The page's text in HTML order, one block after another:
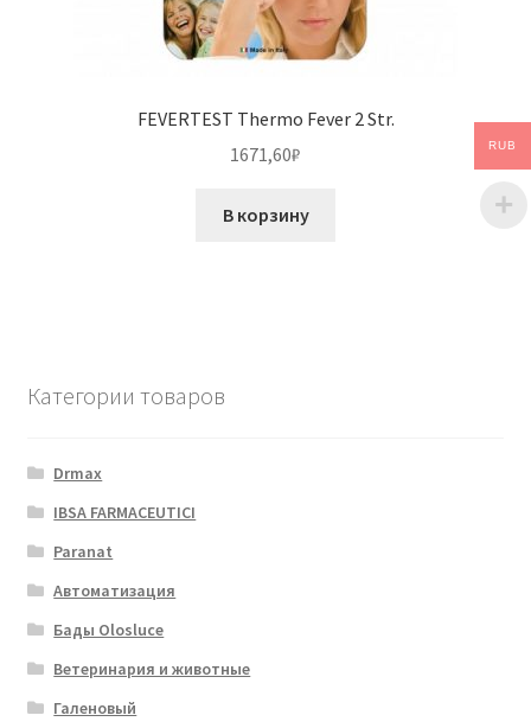
FEVERTEST Thermo Fever 2 Str.
1671,60₽
В корзину
Категории товаров
Drmax
IBSA FARMACEUTICI
Paranat
Автоматизация
Бады Olosluce
Ветеринария и животные
Галеновый
RUB